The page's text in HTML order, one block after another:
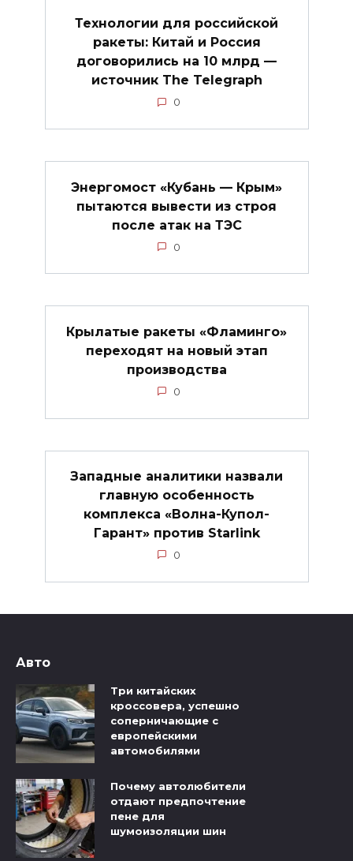
Технологии для российской
ракеты: Китай и Россия
договорились на 10 млрд —
источник The Telegraph
0
Энергомост «Кубань — Крым»
пытаются вывести из строя
после атак на ТЭС
0
Крылатые ракеты «Фламинго»
переходят на новый этап
производства
0
Западные аналитики назвали
главную особенность
комплекса «Волна-Купол-
Гарант» против Starlink
0
Авто
Три китайских
кроссовера, успешно
соперничающие с
европейскими
автомобилями
Почему автолюбители
отдают предпочтение
пене для
шумоизоляции шин